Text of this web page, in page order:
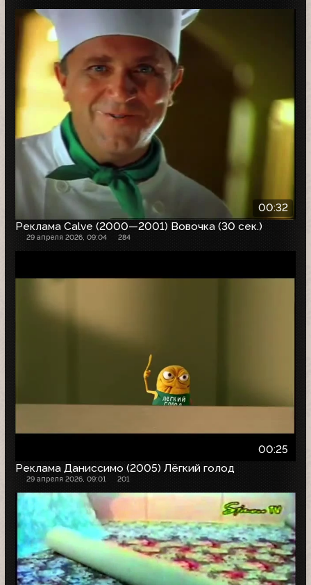
00:32
Реклама Calve (2000—2001) Вовочка (30 сек.)
29 апреля 2026, 09:04 284
00:25
Реклама Даниссимо (2005) Лёгкий голод
29 апреля 2026, 09:01 201